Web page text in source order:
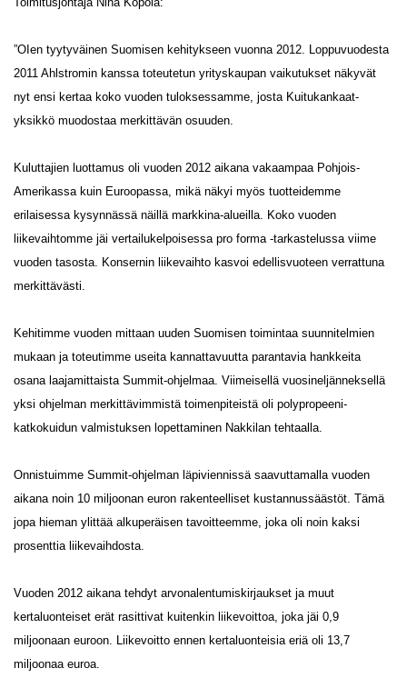
”OIen tyytyväinen Suomisen kehitykseen vuonna 2012. Loppuvuodesta
2011 Ahlstromin kanssa toteutetun yrityskaupan vaikutukset näkyvät
nyt ensi kertaa koko vuoden tuloksessamme, josta Kuitukankaat-
yksikkö muodostaa merkittävän osuuden.
Kuluttajien luottamus oli vuoden 2012 aikana vakaampaa Pohjois-
Amerikassa kuin Euroopassa, mikä näkyi myös tuotteidemme
erilaisessa kysynnässä näillä markkina-alueilla. Koko vuoden
liikevaihtomme jäi vertailukelpoisessa pro forma -tarkastelussa viime
vuoden tasosta. Konsernin liikevaihto kasvoi edellisvuoteen verrattuna
merkittävästi.
Kehitimme vuoden mittaan uuden Suomisen toimintaa suunnitelmien
mukaan ja toteutimme useita kannattavuutta parantavia hankkeita
osana laajamittaista Summit-ohjelmaa. Viimeisellä vuosineljänneksellä
yksi ohjelman merkittävimmistä toimenpiteistä oli polypropeeni-
katkokuidun valmistuksen lopettaminen Nakkilan tehtaalla.
Onnistuimme Summit-ohjelman läpiviennissä saavuttamalla vuoden
aikana noin 10 miljoonan euron rakenteelliset kustannussäästöt. Tämä
jopa hieman ylittää alkuperäisen tavoitteemme, joka oli noin kaksi
prosenttia liikevaihdosta.
Vuoden 2012 aikana tehdyt arvonalentumiskirjaukset ja muut
kertaluonteiset erät rasittivat kuitenkin liikevoittoa, joka jäi 0,9
miljoonaan euroon. Liikevoitto ennen kertaluonteisia eriä oli 13,7
miljoonaa euroa.